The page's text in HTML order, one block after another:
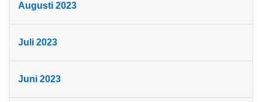
Augusti 2023
Juli 2023
Juni 2023